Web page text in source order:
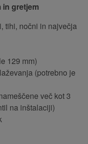
in gretjem
tihi, nočni in največja
129 mm)
(potrebno je
več kot 3
na inštalaciji)